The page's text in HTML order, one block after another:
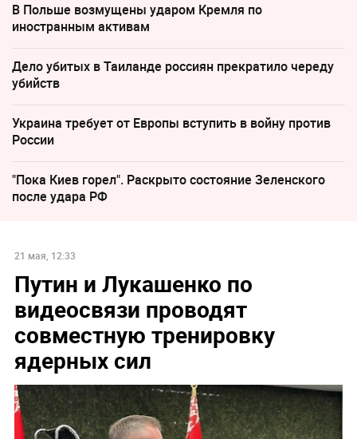
В Польше возмущены ударом Кремля по
иностранным активам
Дело убитых в Таиланде россиян прекратило череду
убийств
Украина требует от Европы вступить в войну против
России
"Пока Киев горел". Раскрыто состояние Зеленского
после удара РФ
21 мая, 12:33
Путин и Лукашенко по
видеосвязи проводят
совместную тренировку
ядерных сил